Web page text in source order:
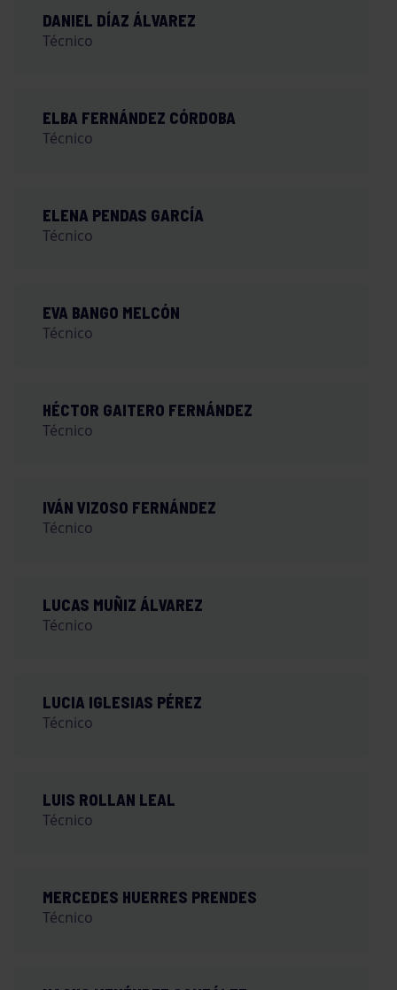
DANIEL DÍAZ ÁLVAREZ
Técnico
ELBA FERNÁNDEZ CÓRDOBA
Técnico
ELENA PENDAS GARCÍA
Técnico
EVA BANGO MELCÓN
Técnico
HÉCTOR GAITERO FERNÁNDEZ
Técnico
IVÁN VIZOSO FERNÁNDEZ
Técnico
LUCAS MUÑIZ ÁLVAREZ
Técnico
LUCIA IGLESIAS PÉREZ
Técnico
LUIS ROLLAN LEAL
Técnico
MERCEDES HUERRES PRENDES
Técnico